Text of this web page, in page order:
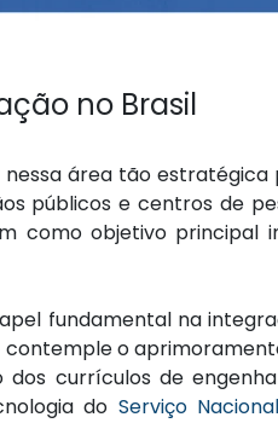
no Brasil
área tão
públicos e centros de
como objetivo
fundamental na
contemple o
currículos de
do Serviço